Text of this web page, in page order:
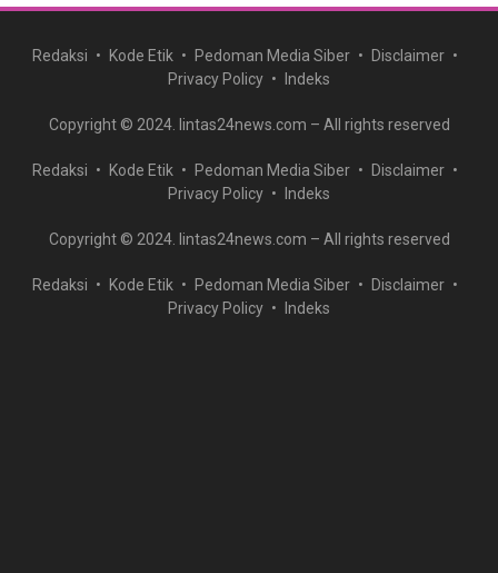
Redaksi Kode Etik Pedoman Media Siber
Disclaimer
Privacy Policy
Indeks
Copyright © 2024. lintas24news.com – All rights reserved
Redaksi Kode Etik Pedoman Media Siber
Disclaimer
Privacy Policy
Indeks
Copyright © 2024. lintas24news.com – All rights reserved
Redaksi Kode Etik Pedoman Media Siber
Disclaimer
Privacy Policy
Indeks